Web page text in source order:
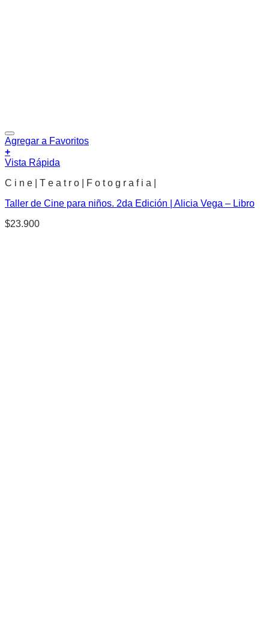
Agregar a Favoritos
+
Vista Rápida
C i n e | T e a t r o | F o t o g r a f i a |
Taller de Cine para niños. 2da Edición | Alicia Vega – Libro
$23.900